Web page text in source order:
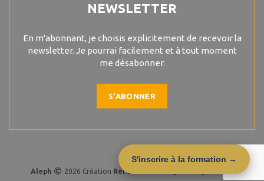
S'inscrire à la formation →
NEWSLETTER
En m'abonnant, je choisis explicitement de recevoir la
newsletter. Je pourrai facilement et à tout moment
me désabonner.
S'ABONNER
Aleph 2026 Création Referencemoi